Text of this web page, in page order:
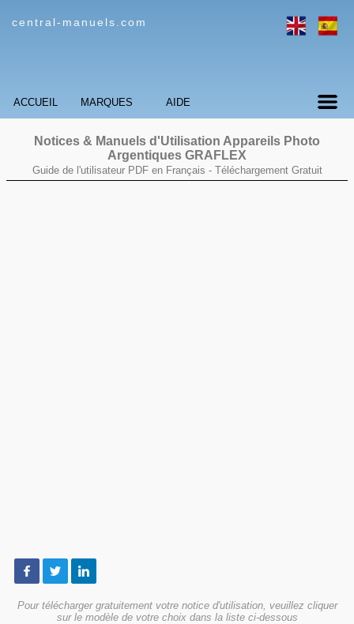
central-manuels.com
ACCUEIL MARQUES AIDE
Notices & Manuels d'Utilisation Appareils Photo
Argentiques GRAFLEX
Guide de l'utilisateur PDF en Français - Téléchargement Gratuit
Pour télécharger gratuitement votre notice d'utilisation, veuillez cliquer
sur le modèle de votre choix dans la liste ci-dessous